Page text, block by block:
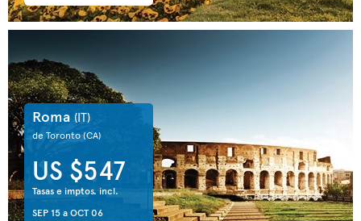
Roma (IT)
de Toronto(CA)
US $547
Tasas e imptos. incl.
SEP 15aOCT 06